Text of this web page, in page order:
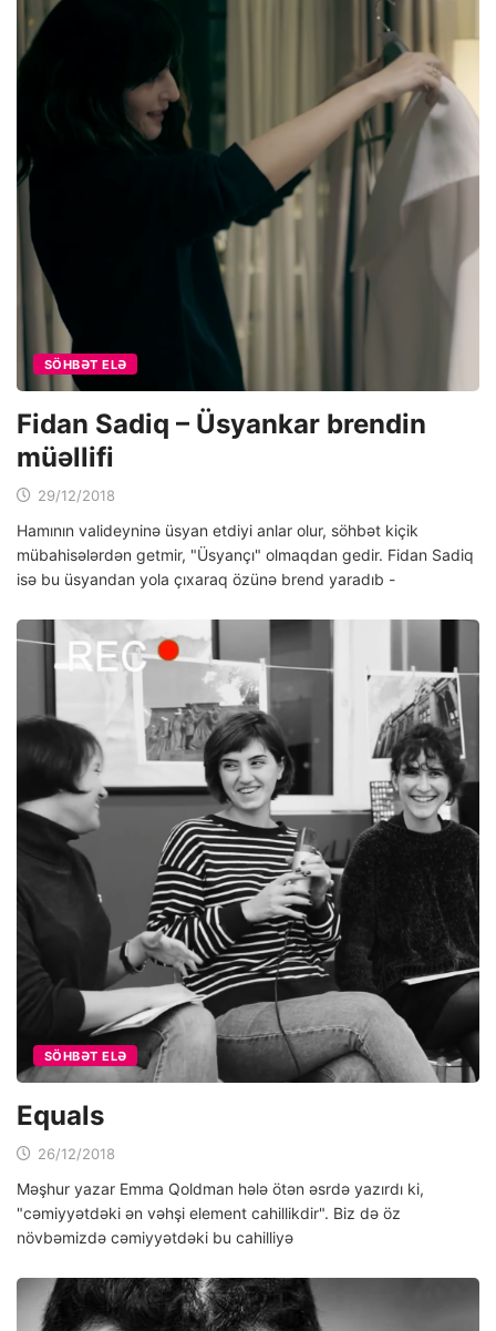
SÖHBƏT ELƏ
Fidan Sadiq – Üsyankar brendin
müəllifi
29/12/2018
Hamının valideyninə üsyan etdiyi anlar olur, söhbət kiçik
mübahisələrdən getmir, "Üsyançı" olmaqdan gedir. Fidan Sadiq
isə bu üsyandan yola çıxaraq özünə brend yaradıb -
SÖHBƏT ELƏ
Equals
26/12/2018
Məşhur yazar Emma Qoldman hələ ötən əsrdə yazırdı ki,
"cəmiyyətdəki ən vəhşi element cahillikdir". Biz də öz
növbəmizdə cəmiyyətdəki bu cahilliyə